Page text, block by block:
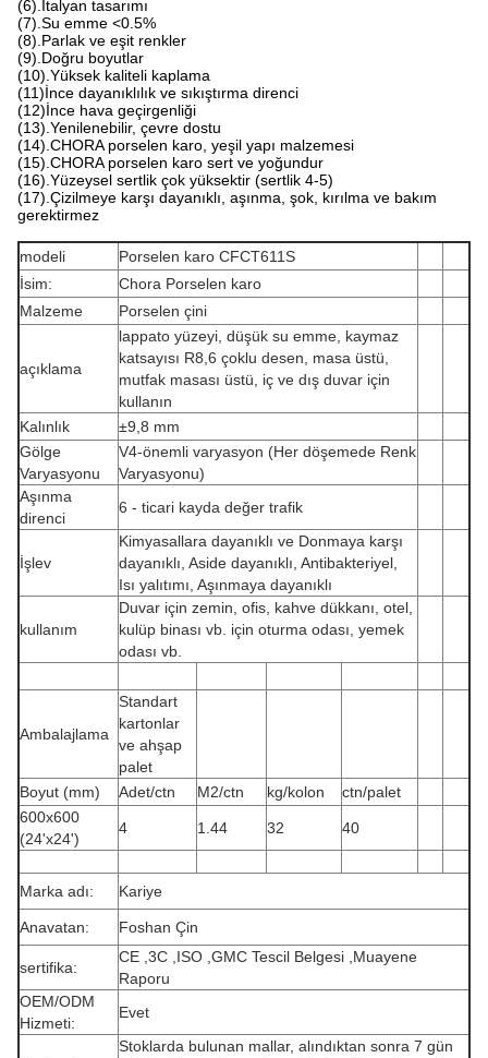
(6).İtalyan tasarımı
(7).Su emme <0.5%
(8).Parlak ve eşit renkler
(9).Doğru boyutlar
(10).Yüksek kaliteli kaplama
(11)İnce dayanıklılık ve sıkıştırma direnci
(12)İnce hava geçirgenliği
(13).Yenilenebilir, çevre dostu
(14).CHORA porselen karo, yeşil yapı malzemesi
(15).CHORA porselen karo sert ve yoğundur
(16).Yüzeysel sertlik çok yüksektir (sertlik 4-5)
(17).Çizilmeye karşı dayanıklı, aşınma, şok, kırılma ve bakım
gerektirmez
modeli
Porselen karo CFCT611S
İsim:
Chora Porselen karo
Malzeme
Porselen çini
açıklama
lappato yüzeyi, düşük su emme, kaymaz
katsayısı R8,6 çoklu desen, masa üstü,
mutfak masası üstü, iç ve dış duvar için
kullanın
Kalınlık
±9,8 mm
Gölge
Varyasyonu
V4-önemli varyasyon (Her döşemede Renk
Varyasyonu)
Aşınma
direnci
6 - ticari kayda değer trafik
İşlev
Kimyasallara dayanıklı ve Donmaya karşı
dayanıklı, Aside dayanıklı, Antibakteriyel,
Isı yalıtımı, Aşınmaya dayanıklı
kullanım
Duvar için zemin, ofis, kahve dükkanı, otel,
kulüp binası vb. için oturma odası, yemek
odası vb.
Ambalajlama
Standart
kartonlar
ve ahşap
palet
Boyut (mm)
Adet/ctn M2/ctn kg/kolon
ctn/palet
600x600
(24'x24')
4 1.44 32 40
Marka adı: Kariye
Anavatan: Foshan Çin
sertifika:
CE ,3C ,ISO ,GMC Tescil Belgesi ,Muayene
Raporu
OEM/ODM
Hizmeti:
Evet
Stoklarda bulunan mallar, alındıktan sonra 7 gün